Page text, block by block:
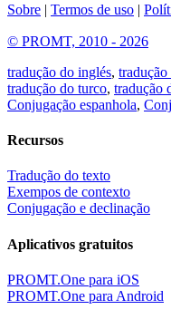
Sobre | Termos de uso |
© PROMT, 2010 - 2026
tradução do inglés, tradução
tradução do turco, tradução
Conjugação espanhola,
Recursos
Tradução do texto
Exempos de contexto
Conjugação e declinação
Aplicativos gratuitos
PROMT.One para iOS
PROMT.One para Android